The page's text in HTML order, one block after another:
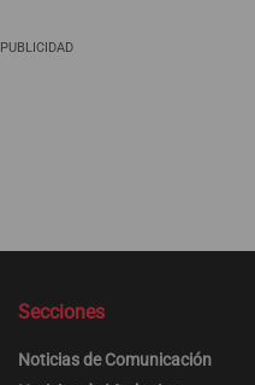
PUBLICIDAD
Secciones
Noticias de Comunicación